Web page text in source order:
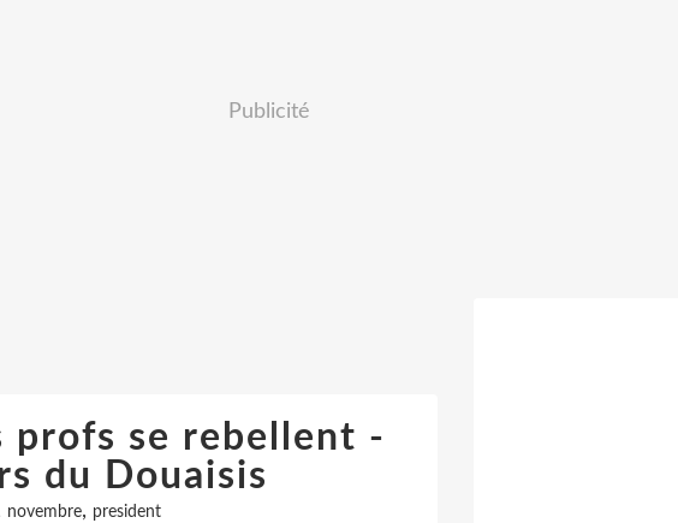
Publicité
profs se rebellent -
du Douaisis
novembre, president